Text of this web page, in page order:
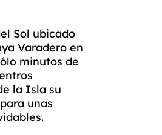
Sol ubicado
Varadero en
minutos de
la Isla su
unas